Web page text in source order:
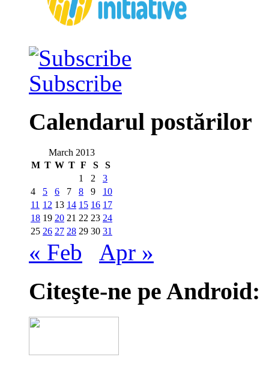
Subscribe
Calendarul postărilor
March 2013
M T W T F S
S
1
2
3
4
5 6 7 8 9
10
11 12 13 14 15 16 17
18 19 20 21 22 23 24
25 26 27 28 29 30 31
« Feb Apr »
Citeşte-ne pe Android: